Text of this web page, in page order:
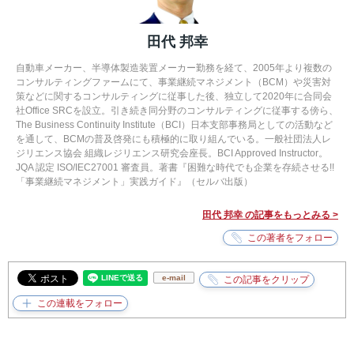
田代 邦幸
自動車メーカー、半導体製造装置メーカー勤務を経て、2005年より複数の
コンサルティングファームにて、事業継続マネジメント（BCM）や災害対
策などに関するコンサルティングに従事した後、独立して2020年に合同会
社Office SRCを設立。引き続き同分野のコンサルティングに従事する傍ら、
The Business Continuity Institute（BCI）日本支部事務局としての活動など
を通して、BCMの普及啓発にも積極的に取り組んでいる。一般社団法人レ
ジリエンス協会 組織レジリエンス研究会座長。BCI Approved Instructor。
JQA 認定 ISO/IEC27001 審査員。著書『困難な時代でも企業を存続させる!!
「事業継続マネジメント」実践ガイド』（セルバ出版）
田代 邦幸 の記事をもっとみる >
e-mail